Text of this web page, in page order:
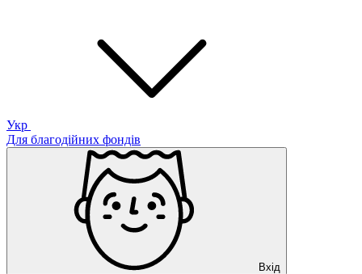
Укр
Для благодійних фондів
Вхід